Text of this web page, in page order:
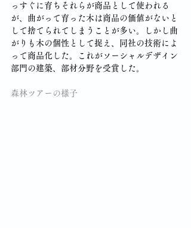
っすぐに育ちそれらが商品として使われる
が、曲がって育った木は商品の価値がないと
して捨てられてしまうことが多い。しかし曲
がりも木の個性として捉え、同社の技術によ
って商品化した。これがソーシャルデザイン
部門の建築、部材分野を受賞した。
森林ツアーの様子